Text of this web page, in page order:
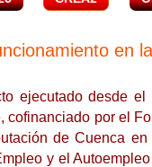
en
ejecutado desde
por el
de Cuenca
y el